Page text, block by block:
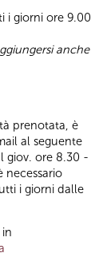
i giorni ore 9.00
anche
prenotata, è
al seguente
giov. ore 8.30 -
necessario
i giorni dalle